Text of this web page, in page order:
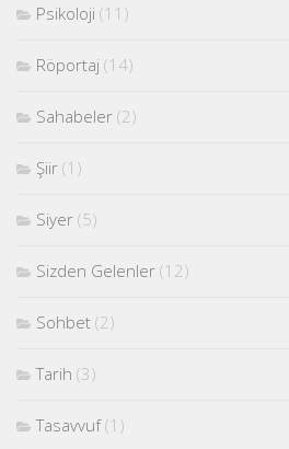
Psikoloji (11)
Röportaj (14)
Sahabeler (2)
Şiir (1)
Siyer (5)
Sizden Gelenler (12)
Sohbet (2)
Tarih (3)
Tasavvuf(1)